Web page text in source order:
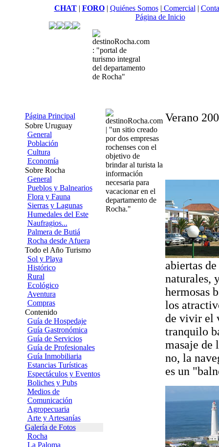
CHAT| FORO| Quiénes Somos| Comercial |
Página de Inicio
Página Principal
Sobre Uruguay
General
Población
Cultura
Economía
Sobre Rocha
General
Pueblos y Balnearios
Flora y Fauna
Sierras y Lagunas
Humedales del Este
Naufragios...
Palmera de Butiá
Rocha desde Afuera
Todo el Año Turismo
Sol y Playa
Histórico
Rural
Ecológico
Aventura
Compras
Contenido
Guía de Hospedaje
Guía Gastronómica
Guía de Servicios
Guía de Profesionales
Guía Inmobiliaria
Estancias Turísticas
Espectáculos y Eventos
Boliches y Pubs
Medios de
Comunicación
Agropecuaria
Arte y Artesanías
Galería de Fotos
Rocha
La Paloma
Verano
abiertas
naturales,
hermosas
los
de vivir el
tranquilo
masaje de
no, la
es un